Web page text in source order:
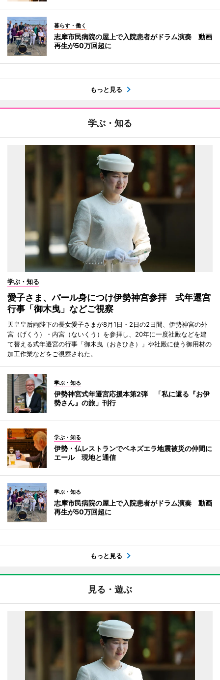
暮らす・働く
志摩市民病院の屋上で入院患者がドラム演奏 動画
再生が50万回超に
もっと見る
学ぶ・知る
学ぶ・知る
愛子さま、パール身につけ伊勢神宮参拝 式年遷宮
行事「御木曳」などご視察
天皇皇后両陛下の長女愛子さまが8月1日・2日の2日間、伊勢神宮の外
宮（げくう）・内宮（ないくう）を参拝し、20年に一度社殿などを建
て替える式年遷宮の行事「御木曳（おきひき）」や社殿に使う御用材の
加工作業などをご視察された。
学ぶ・知る
伊勢神宮式年遷宮応援本第2弾 「私に還る『お伊
勢さん』の旅」刊行
学ぶ・知る
伊勢・仏レストランでベネズエラ地震被災の仲間に
エール 現地と通信
学ぶ・知る
志摩市民病院の屋上で入院患者がドラム演奏 動画
再生が50万回超に
もっと見る
見る・遊ぶ